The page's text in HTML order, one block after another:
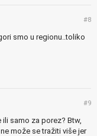
#8
smo u regionu..toliko
#9
samo za porez? Btw,
može se tražiti više jer